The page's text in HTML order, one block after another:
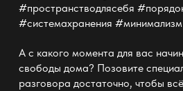
#пространстводлясебя
#системахранения #минимализм
А с какого момента для вас
свободы дома? Позовите
разговора достаточно, чтобы